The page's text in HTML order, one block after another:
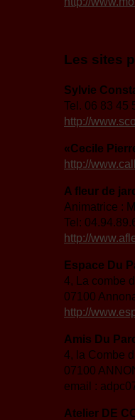
Les sites
Sylvie
Tel. 06 83 45
http://
«Cecile
http://
A fleur de
Animatrice :
Tel:
http://
Espace Du
4, La combe
07100
http://
Amis Du
4, la Combe
07100
email :
Atelier DE